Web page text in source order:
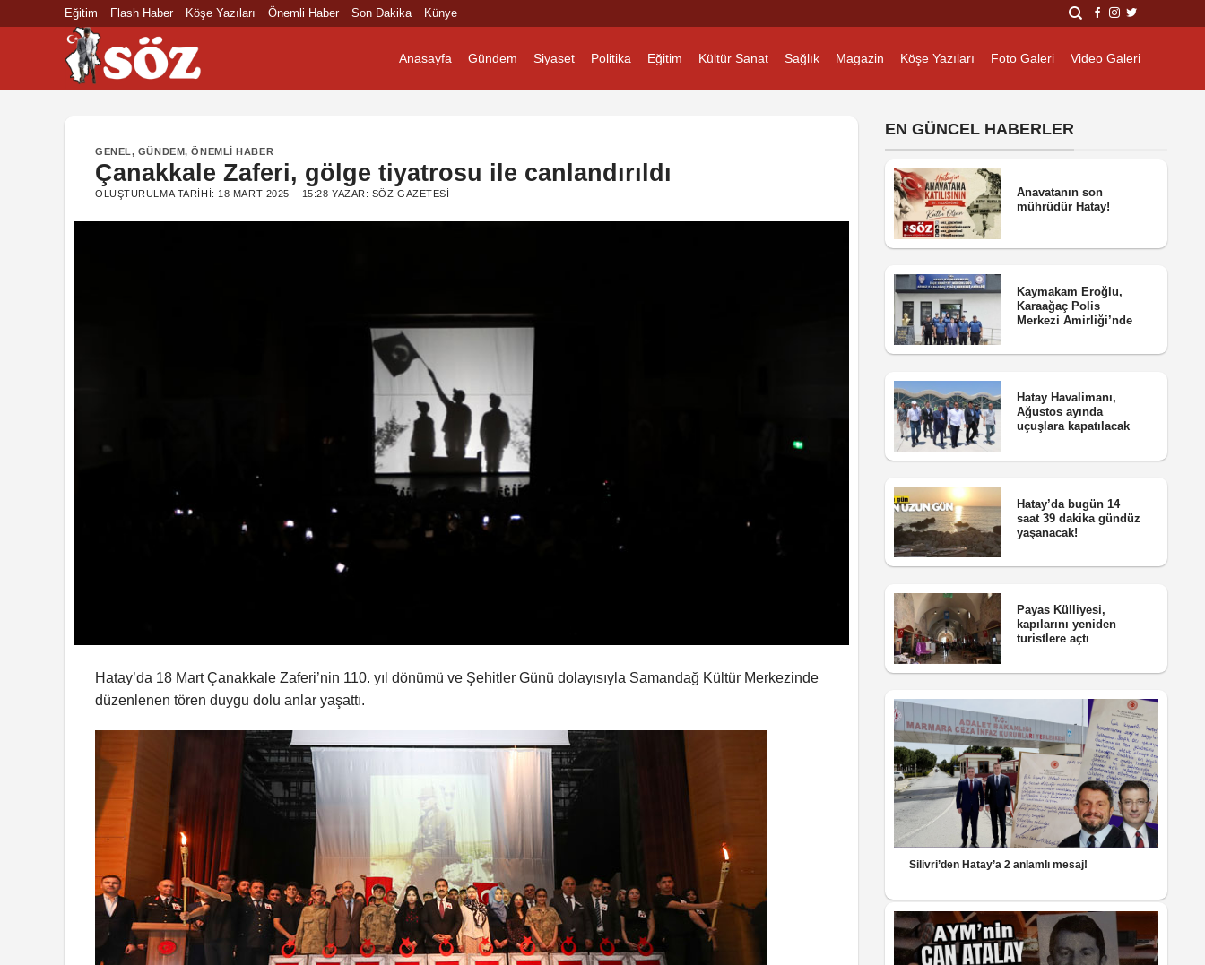
Eğitim Flash Haber Köşe Yazıları Önemli Haber Son Dakika Künye
Anasayfa Gündem Siyaset Politika Eğitim Kültür Sanat Sağlık Magazin Köşe Yazıları Foto Galeri Video Galeri
GENEL, GÜNDEM,ÖNEMLI HABER
Çanakkale Zaferi, gölge tiyatrosu ile canlandırıldı
OLUŞTURULMA TARIHI: 18 MART 2025 – 15:28 YAZAR: SÖZ GAZETESI
Hatay’da 18 Mart Çanakkale Zaferi’nin 110. yıl dönümü ve Şehitler Günü dolayısıyla Samandağ Kültür Merkezinde
düzenlenen tören duygu dolu anlar yaşattı.
EN GÜNCEL HABERLER
Anavatanın son
mührüdür Hatay!
Kaymakam Eroğlu,
Karaağaç Polis
Merkezi Amirliği’nde
Hatay Havalimanı,
Ağustos ayında
uçuşlara kapatılacak
Hatay’da bugün 14
saat 39 dakika gündüz
yaşanacak!
Payas Külliyesi,
kapılarını yeniden
turistlere açtı
Silivri’den Hatay’a 2 anlamlı mesaj!